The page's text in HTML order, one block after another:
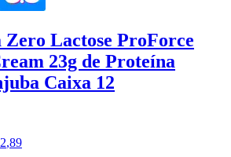
Zero Lactose ProForce
23g de Proteína
Caixa 12
,89